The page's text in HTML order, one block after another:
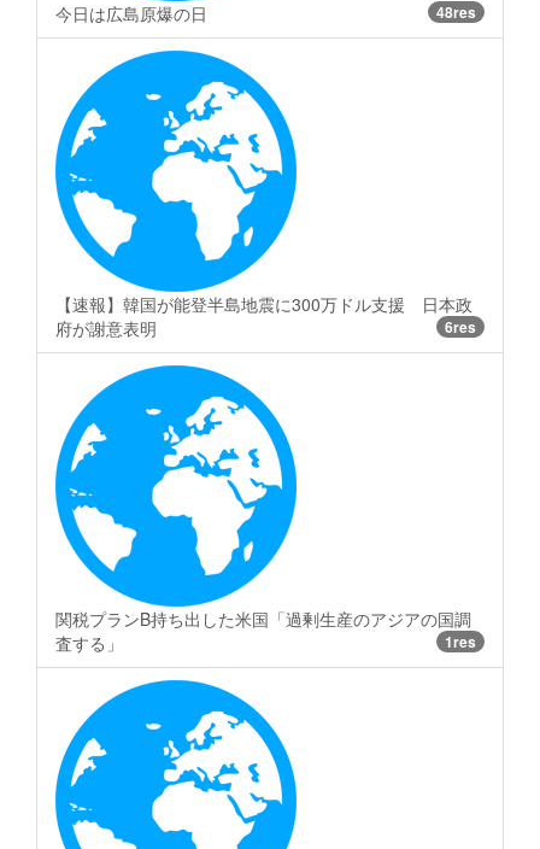
今日は広島原爆の日 48res
【速報】韓国が能登半島地震に300万ドル支援 日本政
府が謝意表明
6res
関税プランB持ち出した米国「過剰生産のアジアの国調
査する」
1res